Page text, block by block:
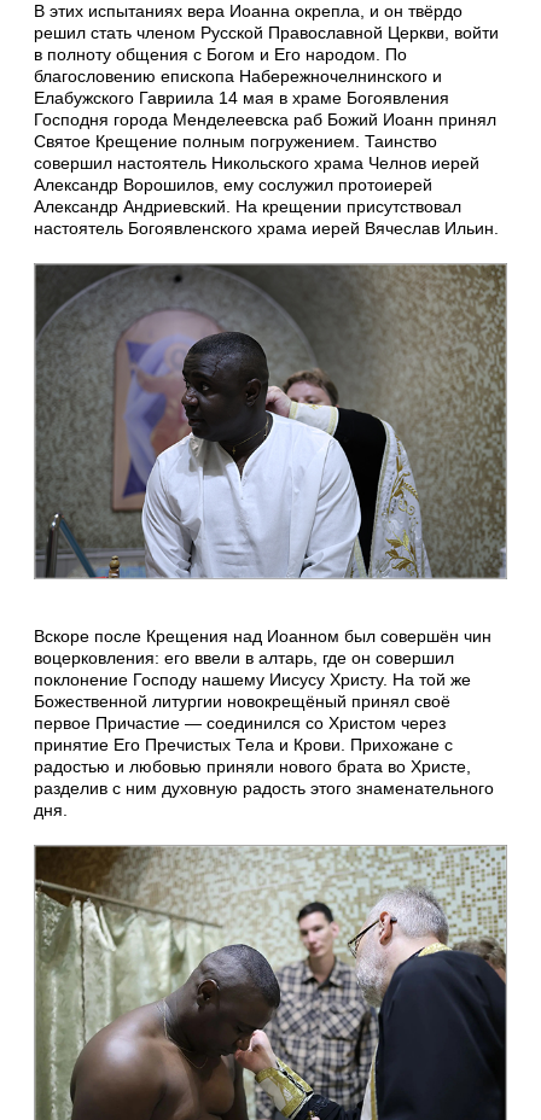
В этих испытаниях вера Иоанна окрепла, и он твёрдо
решил стать членом Русской Православной Церкви, войти
в полноту общения с Богом и Его народом. По
благословению епископа Набережночелнинского и
Елабужского Гавриила 14 мая в храме Богоявления
Господня города Менделеевска раб Божий Иоанн принял
Святое Крещение полным погружением. Таинство
совершил настоятель Никольского храма Челнов иерей
Александр Ворошилов, ему сослужил протоиерей
Александр Андриевский. На крещении присутствовал
настоятель Богоявленского храма иерей Вячеслав Ильин.
Вскоре после Крещения над Иоанном был совершён чин
воцерковления: его ввели в алтарь, где он совершил
поклонение Господу нашему Иисусу Христу. На той же
Божественной литургии новокрещёный принял своё
первое Причастие — соединился со Христом через
принятие Его Пречистых Тела и Крови. Прихожане с
радостью и любовью приняли нового брата во Христе,
разделив с ним духовную радость этого знаменательного
дня.